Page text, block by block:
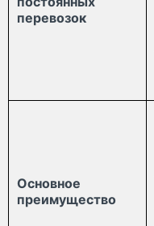
перевозок
Основное
преимущество